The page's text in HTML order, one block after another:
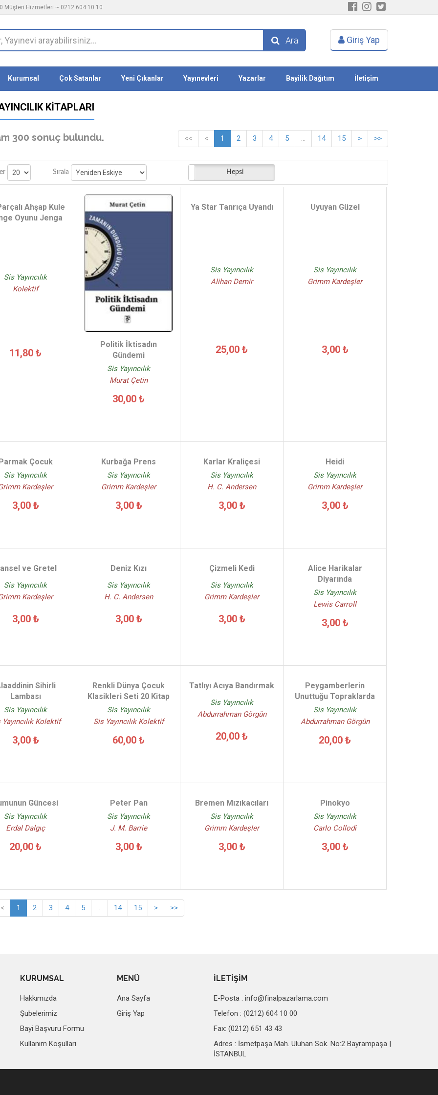
Müşteri Hizmetleri ~ 0212 604 10 10
Ara Giriş Yap
Kurumsal Çok Satanlar Yeni Çıkanlar Yayınevleri Yazarlar Bayilik Dağıtım İletişim
KITAPLARI
300 sonuç bulundu. << < 1 2 3 4 5 ... 14 15 > >>
Sırala Stoktakiler Hepsi
Ahşap Kule
Oyunu Jenga
Sis Yayıncılık
Kolektif
11,80 ₺
Politik İktisadın
Gündemi
Sis Yayıncılık
Murat Çetin
30,00 ₺
Ya Star Tanrıça Uyandı
Sis Yayıncılık
Alihan Demir
25,00 ₺
Uyuyan Güzel
Sis Yayıncılık
Grimm Kardeşler
3,00 ₺
Çocuk
Sis Yayıncılık
Kardeşler
3,00 ₺
Kurbağa Prens
Sis Yayıncılık
Grimm Kardeşler
3,00 ₺
Karlar Kraliçesi
Sis Yayıncılık
H. C. Andersen
3,00 ₺
Heidi
Sis Yayıncılık
Grimm Kardeşler
3,00 ₺
ve Gretel
Sis Yayıncılık
Kardeşler
3,00 ₺
Deniz Kızı
Sis Yayıncılık
H. C. Andersen
3,00 ₺
Çizmeli Kedi
Sis Yayıncılık
Grimm Kardeşler
3,00 ₺
Alice Harikalar
Diyarında
Sis Yayıncılık
Lewis Carroll
3,00 ₺
Sihirli
Lambası
Sis Yayıncılık
Yayıncılık Kolektif
3,00 ₺
Renkli Dünya Çocuk
Klasikleri Seti 20 Kitap
Sis Yayıncılık
Sis Yayıncılık Kolektif
60,00 ₺
Tatlıyı Acıya Bandırmak
Sis Yayıncılık
Abdurrahman Görgün
20,00 ₺
Peygamberlerin
Unuttuğu Topraklarda
Sis Yayıncılık
Abdurrahman Görgün
20,00 ₺
Güncesi
Sis Yayıncılık
Erdal Dalgıç
20,00 ₺
Peter Pan
Sis Yayıncılık
J. M. Barrie
3,00 ₺
Bremen Mızıkacıları
Sis Yayıncılık
Grimm Kardeşler
3,00 ₺
Pinokyo
Sis Yayıncılık
Carlo Collodi
3,00 ₺
< 1 2 3 4 5 14 15 > >>
KURUMSAL
Hakkımızda
Şubelerimiz
Bayi Başvuru Formu
Kullanım Koşulları
MENÜ
Ana Sayfa
Giriş Yap
İLETİŞİM
E-Posta :info@finalpazarlama.com
Telefon : (0212) 604 10 00
Fax: (0212) 651 43 43
Adres : İsmetpaşa Mah. Uluhan Sok. No:2 Bayrampaşa |
İSTANBUL